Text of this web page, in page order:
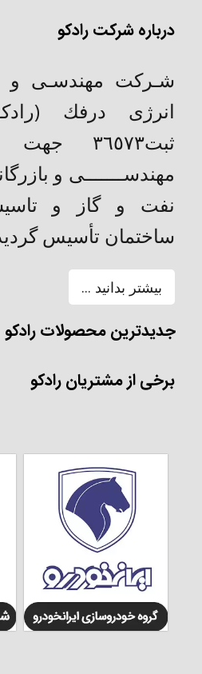
درباره شرکت رادکو
شـركت مهندسـی و
انرژی درفك
مهندســـــــی و
نفت و گاز و
ساختمان تأسیس
بیشتر بدانید ...
جدیدترین محصولات رادکو
برخی از مشتریان رادکو